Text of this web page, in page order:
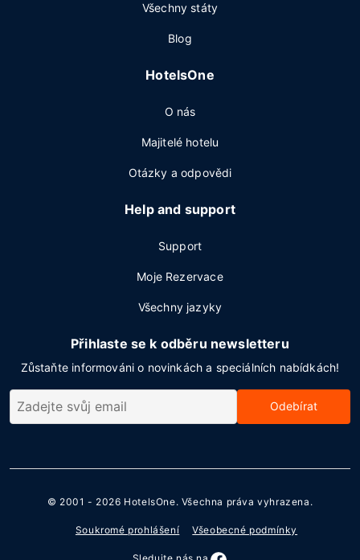
Všechny státy
Blog
HotelsOne
O nás
Majitelé hotelu
Otázky a odpovědi
Help and support
Support
Moje Rezervace
Všechny jazyky
Přihlaste se k odběru newsletteru
Zůstaňte informováni o novinkách a speciálních nabídkách!
Odebírat
© 2001 - 2026 HotelsOne. Všechna práva vyhrazena.
Soukromé prohlášení Všeobecné podmínky